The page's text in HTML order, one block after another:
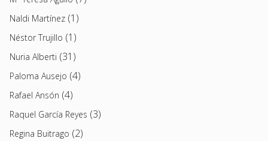
Naldi Martínez (1)
Néstor Trujillo (1)
Nuria Alberti (31)
Paloma Ausejo (4)
Rafael Ansón (4)
Raquel García Reyes (3)
Regina Buitrago (2)